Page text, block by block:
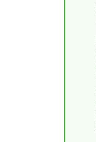
苏
营
锦
锦
王